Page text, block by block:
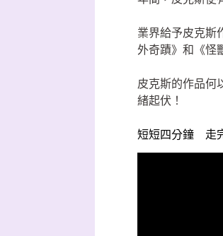
業界給予皮克斯
外奇蹟》和《怪
皮克斯的作品何
緒起伏！
短短四分鐘 走